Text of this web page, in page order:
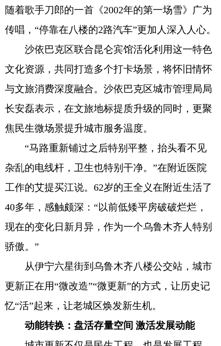
随着歌手刀郎的一首《2002年的第一场雪》广为
传唱，“停靠在八楼的2路汽车”更加人深入人心。
沙依巴克区联合昆仑宾馆活化利用这一特色
文化资源，共同打造多个打卡场景，将怀旧情怀
与文旅消费深度融合。沙依巴克区城市管理局局
长安磊表示，在文旅地标提质升级的同时，更聚
焦民生微场景提升城市服务温度。
“马路重新铺过之后特别平整，抬头看不见
杂乱的电线杆，卫生也特别干净。”在附近医院
工作的艾提买江说。62岁的王全义在附近生活了
40多年，感触颇深：“以前低矮平房破破烂烂，
现在的变化日新月异，作为一个乌鲁木齐人特别
骄傲。”
从伊宁六星街到乌鲁木齐八楼公交站，城市
更新正在用“微改造”“微更新”的方式，让历史记
忆“活”起来，让老城区焕发新生机。
动能转换：盘活存量空间 激活发展动能